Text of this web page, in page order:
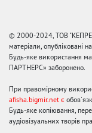
© 2000-2024, ТОВ
матеріали,
Будь-яке використання
ПАРТНЕРС» заборонено.
При правомірному
afisha.bigmir.net є
Будь-яке копіювання,
аудіовізуальних творів